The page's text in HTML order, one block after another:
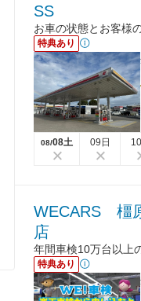
SS
お車の状態とお客様
特典あり
08/08土 09日
WECARS 橿
店
年間車検10万台以上
特典あり